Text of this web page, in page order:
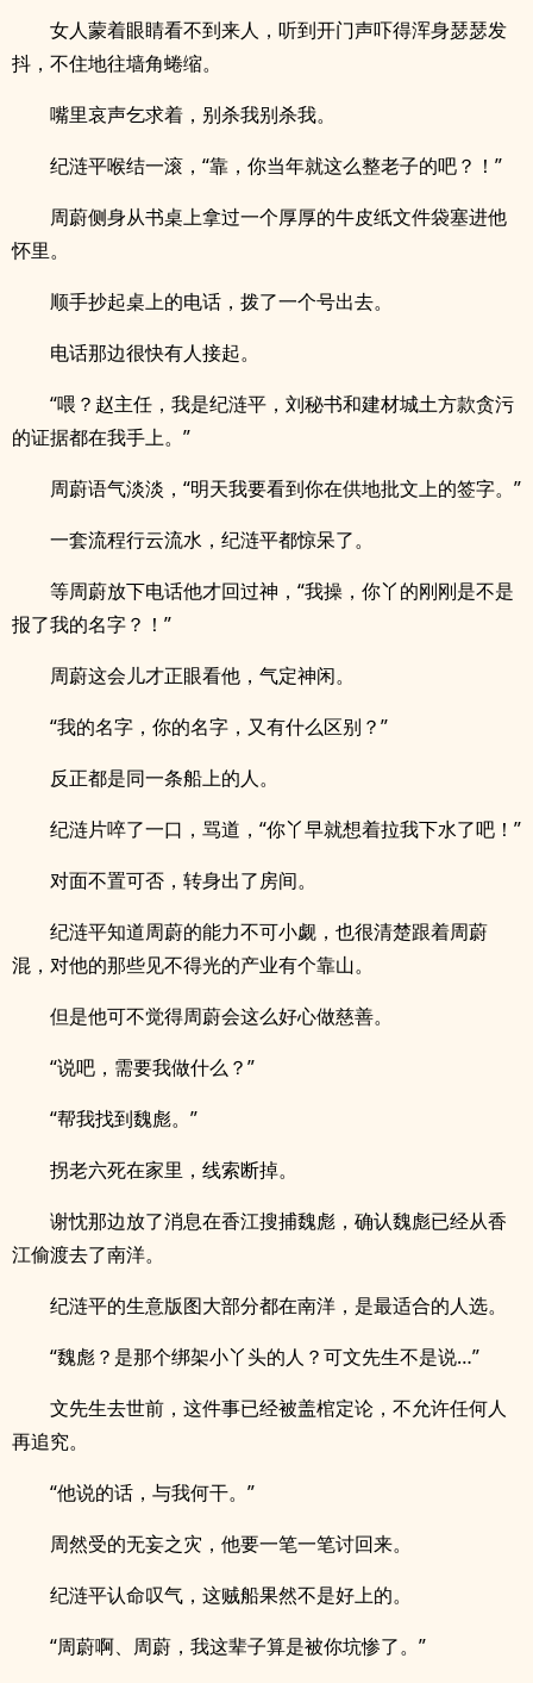
女人蒙着眼睛看不到来人，听到开门声吓得浑身瑟瑟发
抖，不住地往墙角蜷缩。
嘴里哀声乞求着，别杀我别杀我。
纪涟平喉结一滚，“靠，你当年就这么整老子的吧？！”
周蔚侧身从书桌上拿过一个厚厚的牛皮纸文件袋塞进他
怀里。
顺手抄起桌上的电话，拨了一个号出去。
电话那边很快有人接起。
“喂？赵主任，我是纪涟平，刘秘书和建材城土方款贪污
的证据都在我手上。”
周蔚语气淡淡，“明天我要看到你在供地批文上的签字。”
一套流程行云流水，纪涟平都惊呆了。
等周蔚放下电话他才回过神，“我操，你丫的刚刚是不是
报了我的名字？！”
周蔚这会儿才正眼看他，气定神闲。
“我的名字，你的名字，又有什么区别？”
反正都是同一条船上的人。
纪涟片啐了一口，骂道，“你丫早就想着拉我下水了吧！”
对面不置可否，转身出了房间。
纪涟平知道周蔚的能力不可小觑，也很清楚跟着周蔚
混，对他的那些见不得光的产业有个靠山。
但是他可不觉得周蔚会这么好心做慈善。
“说吧，需要我做什么？”
“帮我找到魏彪。”
拐老六死在家里，线索断掉。
谢忱那边放了消息在香江搜捕魏彪，确认魏彪已经从香
江偷渡去了南洋。
纪涟平的生意版图大部分都在南洋，是最适合的人选。
“魏彪？是那个绑架小丫头的人？可文先生不是说…”
文先生去世前，这件事已经被盖棺定论，不允许任何人
再追究。
“他说的话，与我何干。”
周然受的无妄之灾，他要一笔一笔讨回来。
纪涟平认命叹气，这贼船果然不是好上的。
“周蔚啊、周蔚，我这辈子算是被你坑惨了。”